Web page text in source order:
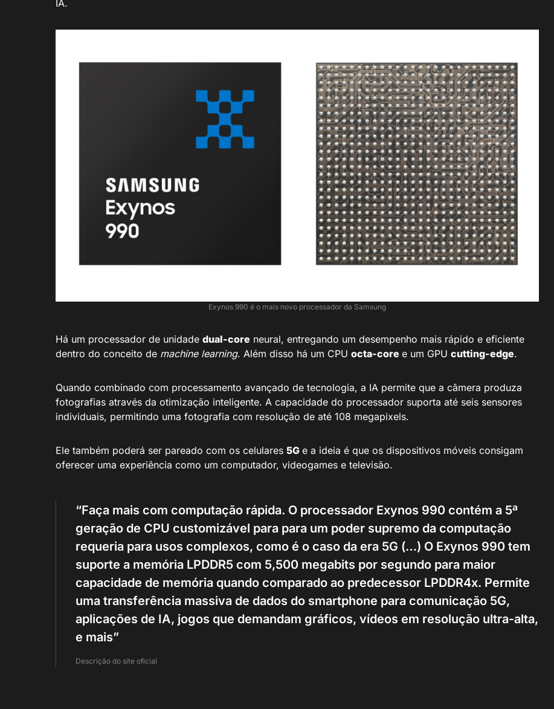
IA.
Exynos 990 é o mais novo processador da Samsung
Há um processador de unidade dual-core neural, entregando um desempenho mais rápido e eficiente
dentro do conceito de machine learning. Além disso há um CPU octa-core e um GPU cutting-edge.
Quando combinado com processamento avançado de tecnologia, a IA permite que a câmera produza
fotografias através da otimização inteligente. A capacidade do processador suporta até seis sensores
individuais, permitindo uma fotografia com resolução de até 108 megapixels.
Ele também poderá ser pareado com os celulares 5G e a ideia é que os dispositivos móveis consigam
oferecer uma experiência como um computador, videogames e televisão.
“Faça mais com computação rápida. O processador Exynos 990 contém a 5ª
geração de CPU customizável para para um poder supremo da computação
requeria para usos complexos, como é o caso da era 5G (…) O Exynos 990 tem
suporte a memória LPDDR5 com 5,500 megabits por segundo para maior
capacidade de memória quando comparado ao predecessor LPDDR4x. Permite
uma transferência massiva de dados do smartphone para comunicação 5G,
aplicações de IA, jogos que demandam gráficos, vídeos em resolução ultra-alta,
e mais”
Descrição do site oficial